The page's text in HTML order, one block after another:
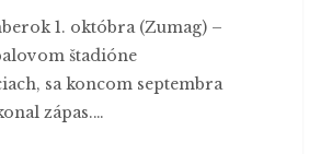
1. októbra (Zumag) –
štadióne
sa koncom septembra
zápas.…